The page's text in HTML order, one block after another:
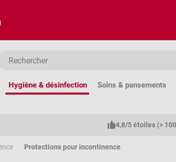
Hygiène & désinfection Soins & pansements
4,8/5 étoiles (>
Protections pour incontinence